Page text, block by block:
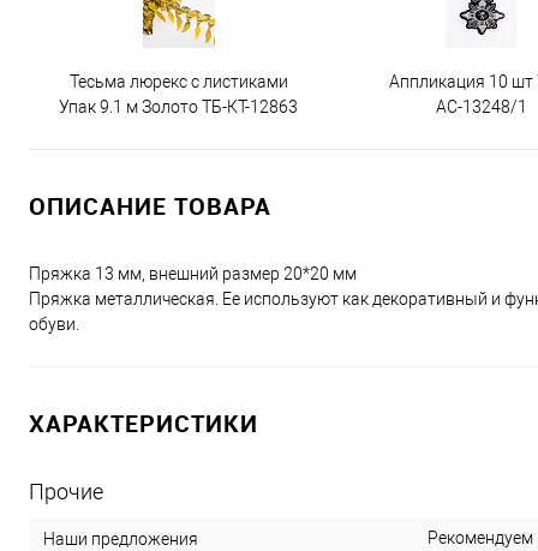
Тесьма люрекс с листиками
Упак 9.1 м Золото ТБ-КТ-12863
Аппликация 10 шт
АС-13248/1
ОПИСАНИЕ ТОВАРА
Пряжка 13 мм, внешний размер 20*20 мм
Пряжка металлическая. Ее используют как декоративный и
обуви.
ХАРАКТЕРИСТИКИ
Прочие
Наши предложения Рекомендуем